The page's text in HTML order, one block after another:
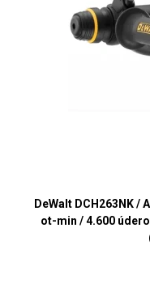
DeWalt DCH263NK /
ot-min / 4.600